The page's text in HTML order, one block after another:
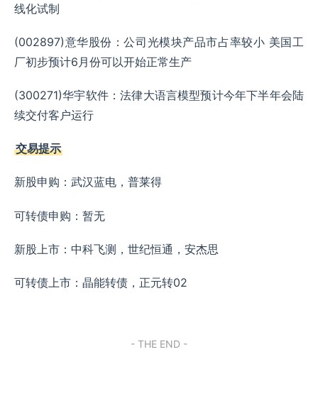
线化试制
(002897)意华股份：公司光模块产品市占率较小 美国工
厂初步预计6月份可以开始正常生产
(300271)华宇软件：法律大语言模型预计今年下半年会陆
续交付客户运行
交易提示
新股申购：武汉蓝电，普莱得
可转债申购：暂无
新股上市：中科飞测，世纪恒通，安杰思
可转债上市：晶能转债，正元转02
- THE END -